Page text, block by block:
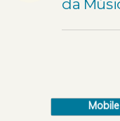
da
Mobile